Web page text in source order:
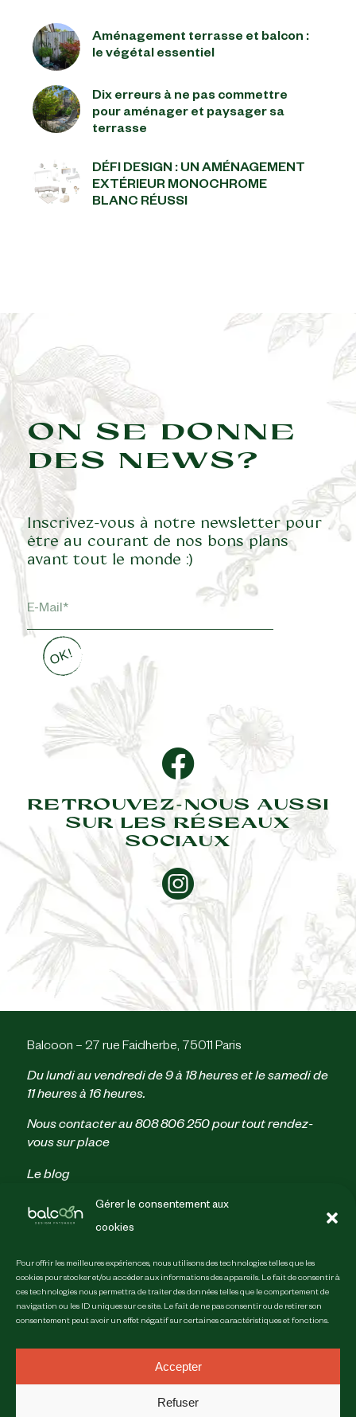
Gérer le consentement aux
cookies
Pour offrir les meilleures expériences, nous utilisons des technologies telles que les
cookies pour stocker et/ou accéder aux informations des appareils. Le fait de consentir à
ces technologies nous permettra de traiter des données telles que le comportement de
navigation ou les ID uniques sur ce site. Le fait de ne pas consentir ou de retirer son
consentement peut avoir un effet négatif sur certaines caractéristiques et fonctions.
Accepter
Refuser
Aménagement terrasse et balcon :
le végétal essentiel
Dix erreurs à ne pas commettre
pour aménager et paysager sa
terrasse
DÉFI DESIGN : UN AMÉNAGEMENT
EXTÉRIEUR MONOCHROME
BLANC RÉUSSI
ON SE DONNE
DES NEWS?
Inscrivez-vous à notre newsletter pour
être au courant de nos bons plans
avant tout le monde :)
RETROUVEZ-NOUS AUSSI
SUR LES RÉSEAUX
SOCIAUX
Balcoon – 27 rue Faidherbe, 75011 Paris
Du lundi au vendredi de 9 à 18 heures et le samedi de
11 heures à 16 heures.
Nous contacter au808 806 250pour tout rendez-
vous sur place
Le blog
Politique de confidentialité
Conditions générales de vente
Guides
Les photos qu’il nous faut
Inventaire végétal